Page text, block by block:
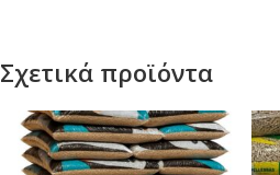
Σχετικά προϊόντα